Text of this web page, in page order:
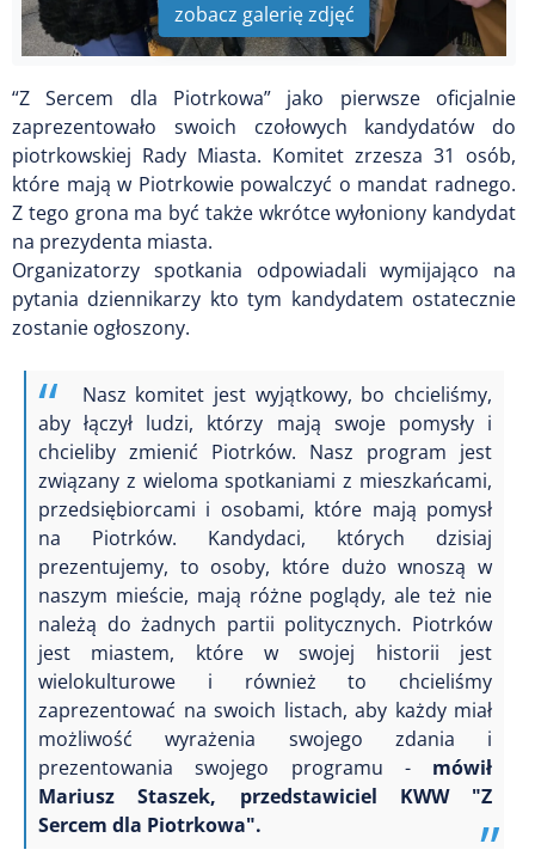
zobacz galerię zdjęć
“Z Sercem dla Piotrkowa” jako pierwsze oficjalnie
zaprezentowało swoich czołowych kandydatów do
piotrkowskiej Rady Miasta. Komitet zrzesza 31 osób,
które mają w Piotrkowie powalczyć o mandat radnego.
Z tego grona ma być także wkrótce wyłoniony kandydat
na prezydenta miasta.
Organizatorzy spotkania odpowiadali wymijająco na
pytania dziennikarzy kto tym kandydatem ostatecznie
zostanie ogłoszony.
Nasz komitet jest wyjątkowy, bo chcieliśmy,
aby łączył ludzi, którzy mają swoje pomysły i
chcieliby zmienić Piotrków. Nasz program jest
związany z wieloma spotkaniami z mieszkańcami,
przedsiębiorcami i osobami, które mają pomysł
na Piotrków. Kandydaci, których dzisiaj
prezentujemy, to osoby, które dużo wnoszą w
naszym mieście, mają różne poglądy, ale też nie
należą do żadnych partii politycznych. Piotrków
jest miastem, które w swojej historii jest
wielokulturowe i również to chcieliśmy
zaprezentować na swoich listach, aby każdy miał
możliwość wyrażenia swojego zdania i
prezentowania swojego programu - mówił
Mariusz Staszek, przedstawiciel KWW "Z
Sercem dla Piotrkowa".